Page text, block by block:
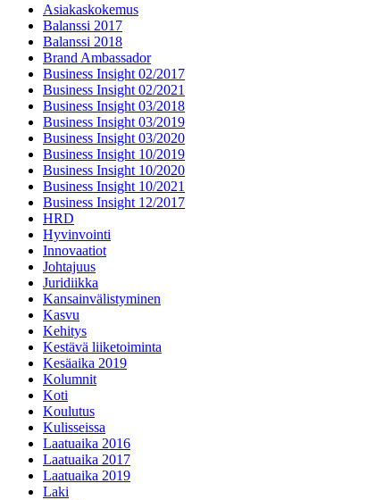
Asiakaskokemus
Balanssi 2017
Balanssi 2018
Brand Ambassador
Business Insight 02/2017
Business Insight 02/2021
Business Insight 03/2018
Business Insight 03/2019
Business Insight 03/2020
Business Insight 10/2019
Business Insight 10/2020
Business Insight 10/2021
Business Insight 12/2017
HRD
Hyvinvointi
Innovaatiot
Johtajuus
Juridiikka
Kansainvälistyminen
Kasvu
Kehitys
Kestävä liiketoiminta
Kesäaika 2019
Kolumnit
Koti
Koulutus
Kulisseissa
Laatuaika 2016
Laatuaika 2017
Laatuaika 2019
Laki